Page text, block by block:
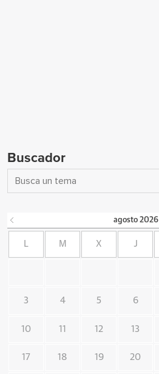
Buscador
agosto 2026
L M X J
3 4 5 6
10 11 12 13
17 18 19 20